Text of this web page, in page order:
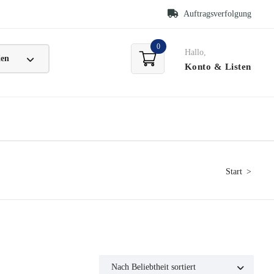
Auftragsverfolgung
0
Hallo,
Konto & Listen
Start